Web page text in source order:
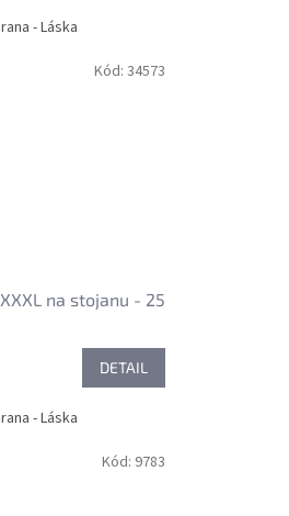
- Láska
na stojanu - 25
DETAIL
- Láska
Kód: 34573
Kód: 9783